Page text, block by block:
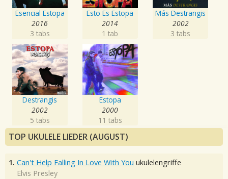
Esencial Estopa
2016
3 tabs
Esto Es Estopa
2014
1 tab
Más Destrangis
2002
3 tabs
Destrangis
2002
5 tabs
Estopa
2000
11 tabs
TOP UKULELE LIEDER (AUGUST)
1. Can't Help Falling In Love With You ukulelengriffe
Elvis Presley